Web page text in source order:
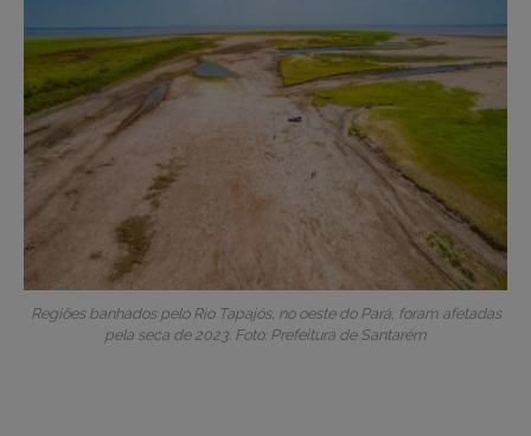
Regiões banhados pelo Rio Tapajós, no oeste do Pará, foram afetadas
pela seca de 2023. Foto: Prefeitura de Santarém